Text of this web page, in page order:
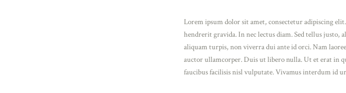
Lorem ipsum dolor sit amet, consectetur adipiscing
hendrerit gravida. In nec lectus diam. Sed tellus
aliquam turpis, non viverra dui ante id orci. Nam
auctor ullamcorper. Duis ut libero nulla. Ut et erat in
faucibus facilisis nisl vulputate. Vivamus interdum id